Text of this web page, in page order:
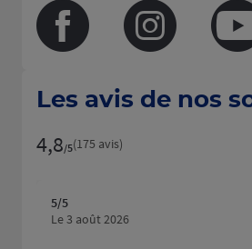
Facebook Instagram
Les avis de nos
4,8/5Note de 4.8 sur 5
(175 avis)
5/5
Le 3 août 2026